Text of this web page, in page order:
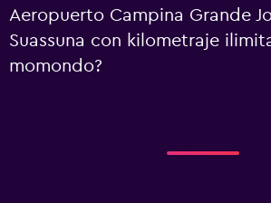
Aeropuerto Campina Grande
Suassuna con kilometraje
momondo?